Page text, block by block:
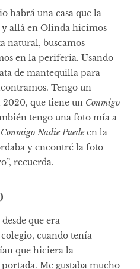
habrá una casa que la
y allá en Olinda hicimos
natural, buscamos
en la periferia. Usando
de mantequilla para
Tengo un
que tiene un Conmigo
tengo una foto mía a
Conmigo Nadie Puedeen la
y encontré la foto
recuerda.
que era
cuando tenía
que hiciera la
Me gustaba mucho